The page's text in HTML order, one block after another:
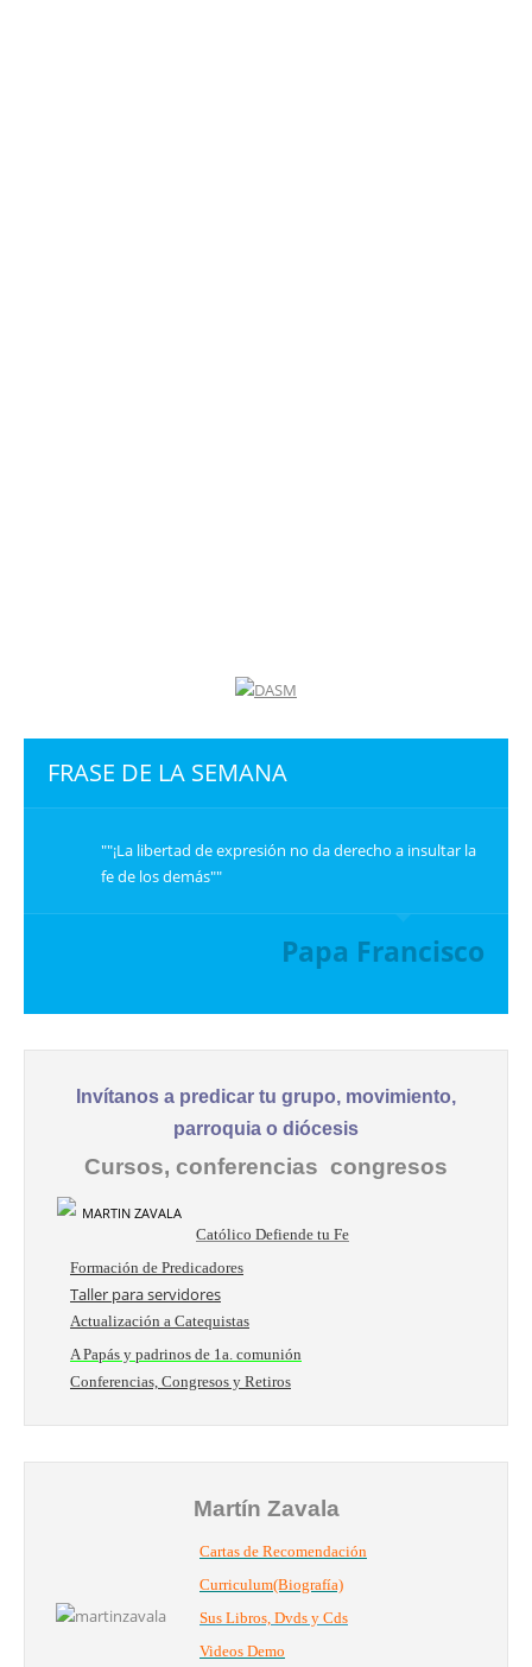
FRASE DE LA SEMANA
""¡La libertad de expresión no da derecho a insultar la
fe de los demás""
Papa Francisco
Invítanos a predicar tu grupo, movimiento,
parroquia o diócesis
Cursos, conferencias congresos
Católico Defiende tu Fe
Formación de Predicadores
Taller para servidores
Actualización a Catequistas
A Papás y padrinos de 1a. comunión
Conferencias, Congresos y Retiros
Martín Zavala
Cartas de Recomendación
Curriculum(Biografía)
Sus Libros, Dvds y Cds
Videos Demo